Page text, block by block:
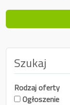
Szukaj
Rodzaj oferty
Ogłoszenie